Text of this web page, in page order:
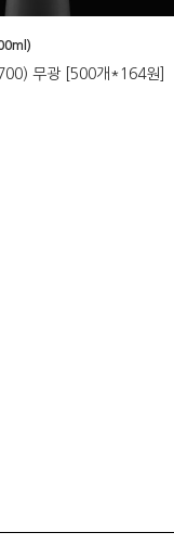
무광 [500개*164원]